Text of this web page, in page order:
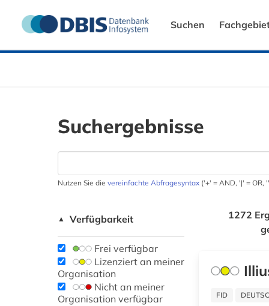
Suchen
Suchergebnisse
Nutzen Sie die vereinfachte Abfragesyntax ('+' = AND, '|' = OR,
▲ Verfügbarkeit
Frei verfügbar
Lizenziert an meiner
Organisation
Nicht an meiner
Organisation verfügbar
1272
FID